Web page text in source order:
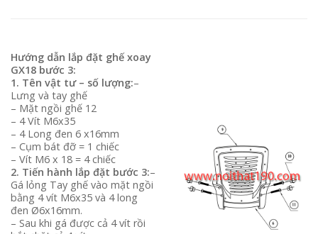
Hướng dẫn lắp đặt ghế xoay
GX18 bước 3:
1. Tên vật tư – số lượng:–
Lưng và tay ghế
– Mặt ngồi ghế 12
– 4 Vít M6x35
– 4 Long đen 6 x16mm
– Cụm bát đỡ = 1 chiếc
– Vít M6 x 18 = 4 chiếc
2. Tiến hành lắp đặt bước 3:–
Gá lỏng Tay ghế vào mặt ngồi
bằng 4 vít M6x35 và 4 long
đen Ø6x16mm.
– Sau khi gá được cả 4 vít rồi